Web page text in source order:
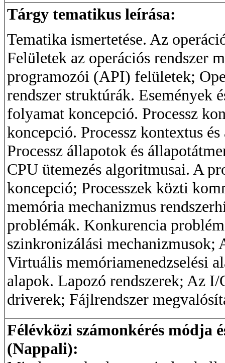
Tárgy tematikus leírása:
Tematika ismertetése. Az
Felületek az operációs rendszer
programozói (API) felületek;
rendszer struktúrák. Események
folyamat koncepció. Processz
koncepció. Processz kontextus
Processz állapotok és
CPU ütemezés algoritmusai. A
koncepció; Processzek közti
memória mechanizmus
problémák. Konkurencia
szinkronizálási mechanizmusok;
Virtuális memóriamenedzselési
alapok. Lapozó rendszerek; Az I/
driverek; Fájlrendszer
Félévközi számonkérés módja
(Nappali):